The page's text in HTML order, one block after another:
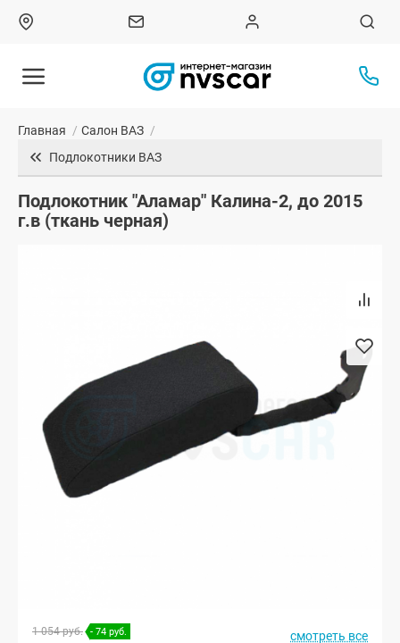
Главная / Салон ВАЗ /
Подлокотники ВАЗ
Подлокотник "Аламар" Калина-2, до 2015
г.в (ткань черная)
1 054 руб. - 74 руб.
смотреть все